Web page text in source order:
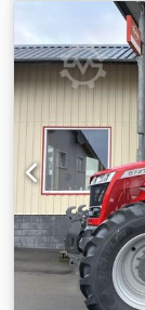
banden
14396) Max.
Power - 74
zonder
grove
Al Rjf Extra
Brandstoftank